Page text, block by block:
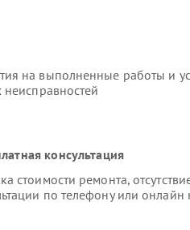
на выполненные работы и
консультация
стоимости ремонта,
по телефону или онлайн